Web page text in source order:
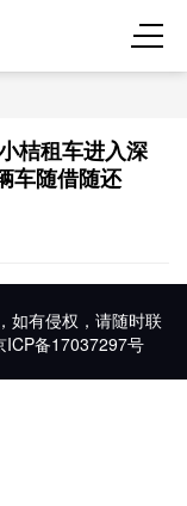
桔租车进入深
车随借随还
如有侵权，请随时联
ICP备17037297号